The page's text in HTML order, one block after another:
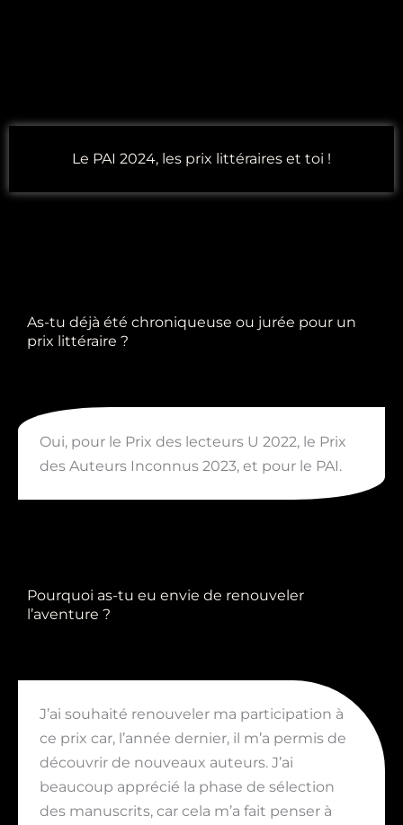
Le PAI 2024, les prix littéraires et toi !
As-tu déjà été chroniqueuse ou jurée pour un
prix littéraire ?
Oui, pour le Prix des lecteurs U 2022, le Prix
des Auteurs Inconnus 2023, et pour le PAI.
Pourquoi as-tu eu envie de renouveler
l’aventure ?
J’ai souhaité renouveler ma participation à
ce prix car, l’année dernier, il m’a permis de
découvrir de nouveaux auteurs. J’ai
beaucoup apprécié la phase de sélection
des manuscrits, car cela m’a fait penser à